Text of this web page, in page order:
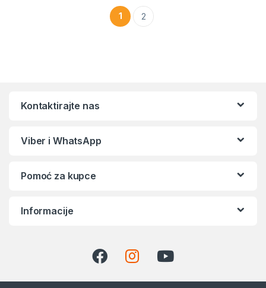
1 2
Kontaktirajte nas
Viber i WhatsApp
Pomoć za kupce
Informacije